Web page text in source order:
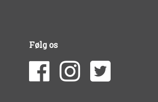
om
litteratur
Følg os